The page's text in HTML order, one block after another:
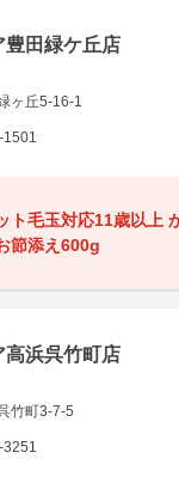
豊田緑ケ丘店
ヶ丘5-16-1
ト毛玉対応11歳以上
節添え600g
高浜呉竹町店
竹町3-7-5